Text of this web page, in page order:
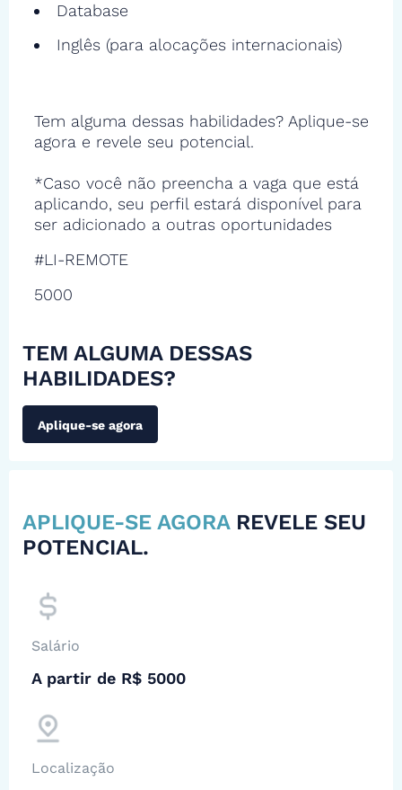
Database
Inglês (para alocações internacionais)
Tem alguma dessas habilidades? Aplique-se
agora e revele seu potencial.
*Caso você não preencha a vaga que está
aplicando, seu perfil estará disponível para
ser adicionado a outras oportunidades
#LI-REMOTE
5000
TEM ALGUMA DESSAS
HABILIDADES?
Aplique-se agora
APLIQUE-SE AGORA REVELE SEU
POTENCIAL.
Salário
A partir de R$ 5000
Localização